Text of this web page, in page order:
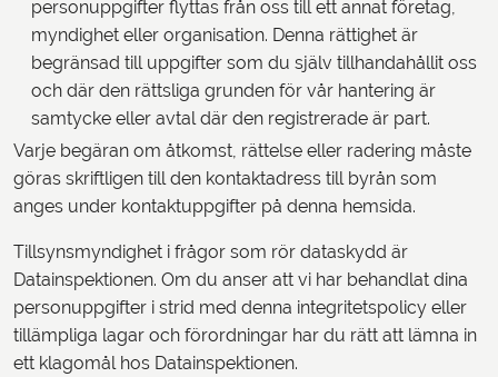
personuppgifter flyttas från oss till ett annat företag,
myndighet eller organisation. Denna rättighet är
begränsad till uppgifter som du själv tillhandahållit oss
och där den rättsliga grunden för vår hantering är
samtycke eller avtal där den registrerade är part.
Varje begäran om åtkomst, rättelse eller radering måste
göras skriftligen till den kontaktadress till byrån som
anges under kontaktuppgifter på denna hemsida.
Tillsynsmyndighet i frågor som rör dataskydd är
Datainspektionen. Om du anser att vi har behandlat dina
personuppgifter i strid med denna integritetspolicy eller
tillämpliga lagar och förordningar har du rätt att lämna in
ett klagomål hos Datainspektionen.